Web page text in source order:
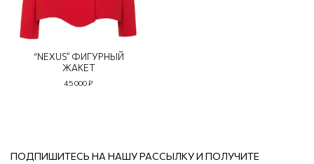
“NEXUS” ФИГУРНЫЙ
ЖАКЕТ
45 000 ₽
ПОДПИШИТЕСЬ НА НАШУ РАССЫЛКУ И ПОЛУЧИТЕ